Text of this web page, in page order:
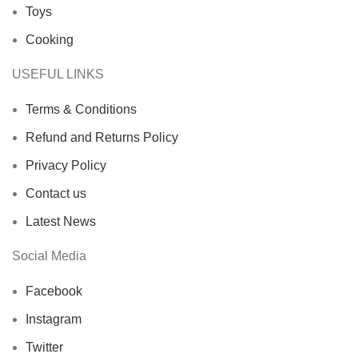
Toys
Cooking
USEFUL LINKS
Terms & Conditions
Refund and Returns Policy
Privacy Policy
Contact us
Latest News
Social Media
Facebook
Instagram
Twitter